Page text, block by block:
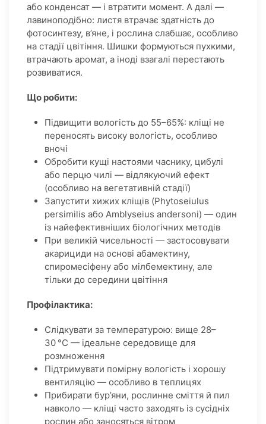
або конденсат — і втратити момент. А далі —
лавиноподібно: листя втрачає здатність до
фотосинтезу, в’яне, і рослина слабшає, особливо
на стадії цвітіння. Шишки формуються пухкими,
втрачають аромат, а іноді взагалі перестають
розвиватися.
Що робити:
Підвищити вологість до 55–65%: кліщі не
переносять високу вологість, особливо
вночі
Обробити кущі настоями часнику, цибулі
або перцю чилі — відлякуючий ефект
(особливо на вегетативній стадії)
Запустити хижих кліщів (Phytoseiulus
persimilis або Amblyseius andersoni) — один
із найефективніших біологічних методів
При великій чисельності — застосовувати
акарициди на основі абамектину,
спиромесіфену або мілбемектину, але
тільки до середини цвітіння
Профілактика:
Слідкувати за температурою: вище 28–
30 °C — ідеальне середовище для
розмноження
Підтримувати помірну вологість і хорошу
вентиляцію — особливо в теплицях
Прибирати бур’яни, рослинне сміття й пил
навколо — кліщі часто заходять із сусідніх
рослин або заносяться вітром